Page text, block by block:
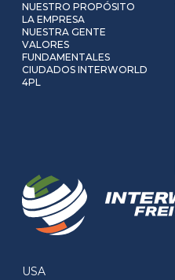
NUESTRO PROPÓSITO
LA EMPRESA
NUESTRA GENTE
VALORES
FUNDAMENTALES
CIUDADOS INTERWORLD
4PL
USA